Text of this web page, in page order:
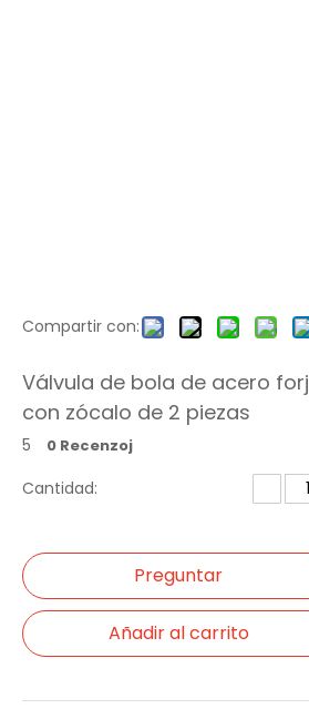
Compartir con:
Válvula de bola de acero
con zócalo de 2 piezas
5 0 Recenzoj
Cantidad:
Preguntar
Añadir al carrito